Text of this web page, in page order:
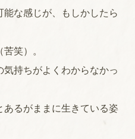
な感じが、もしかしたら
笑）。
持ちがよくわからなかっ
るがままに生きている姿